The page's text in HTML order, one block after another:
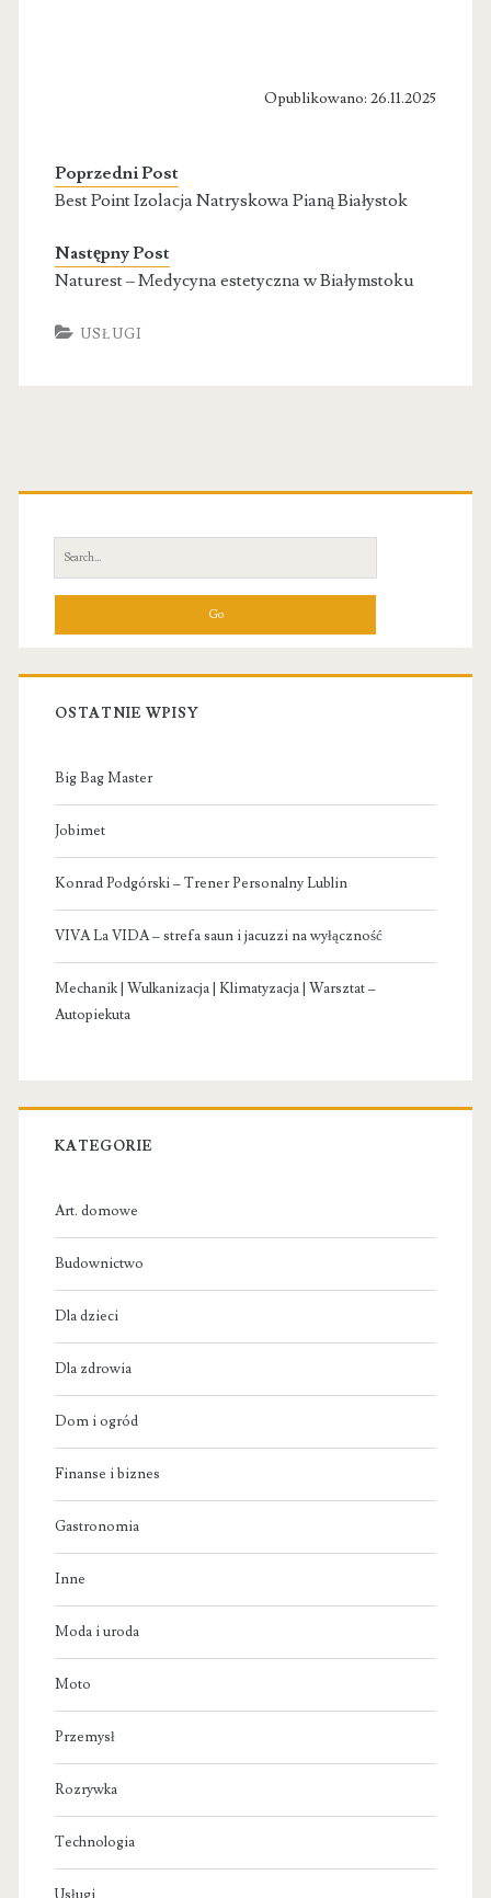
Opublikowano: 26.11.2025
Poprzedni Post
Best Point Izolacja Natryskowa Pianą Białystok
Następny Post
Naturest – Medycyna estetyczna w Białymstoku
USŁUGI
Primary
Sidebar
Search
for:
OSTATNIE WPISY
Big Bag Master
Jobimet
Konrad Podgórski – Trener Personalny Lublin
VIVA La VIDA – strefa saun i jacuzzi na wyłączność
Mechanik | Wulkanizacja | Klimatyzacja | Warsztat –
Autopiekuta
KATEGORIE
Art. domowe
Budownictwo
Dla dzieci
Dla zdrowia
Dom i ogród
Finanse i biznes
Gastronomia
Inne
Moda i uroda
Moto
Przemysł
Rozrywka
Technologia